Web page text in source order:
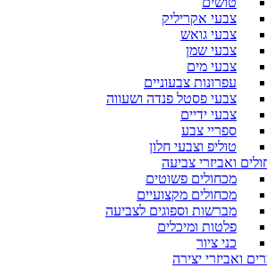
צבעי אקריליק
צבעי גואש
צבעי שמן
צבעי מים
עפרונות צבעוניים
צבעי פסטל פנדה ושעווה
צבעי ידיים
ספריי צבע
טוליפ וצבעי חלון
ואביזרי צביעה
מכחולים פשוטים
מכחולים מקצועיים
מברשות וספוגים לצביעה
פלטות ומיכלים
כני ציור
ואביזרי יצירה